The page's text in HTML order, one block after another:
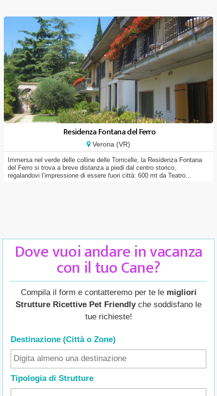
Residenza Fontana del Ferro
Verona (VR)
Immersa nel verde delle colline delle Torricelle, la Residenza Fontana
del Ferro si trova a breve distanza a piedi dal centro storico,
regalandovi l’impressione di essere fuori città: 600 mt da Teatro...
Dove vuoi andare in vacanza
con il tuo Cane?
Compila il form e contatteremo per te le migliori
Strutture Ricettive Pet Friendlyche soddisfano le
tue richieste!
Destinazione (Città o Zone)
Tipologia di Strutture